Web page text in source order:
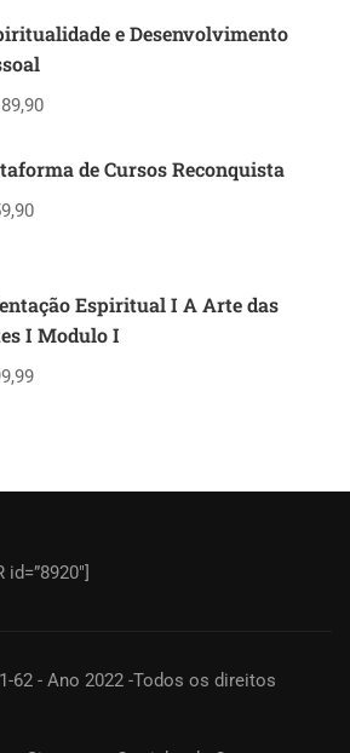
e Desenvolvimento
de Cursos Reconquista
Espiritual I A Arte das
I Modulo I
id=”8920″]
62 - Ano 2022 -Todos os direitos